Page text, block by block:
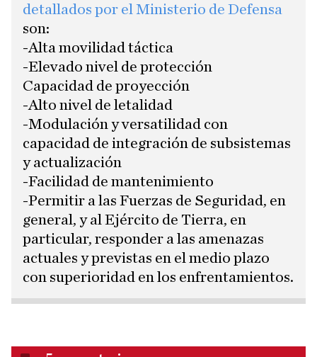
detallados por el Ministerio de Defensa
son:
​-Alta movilidad táctica
​-Elevado nivel de protección
​Capacidad de proyección
​-Alto nivel de letalidad
​-Modulación y versatilidad con
capacidad de integración de subsistemas
y actualización
​-Facilidad de mantenimiento
​-Permitir a las Fuerzas de Seguridad, en
general, y al Ejército de Tierra, en
particular, responder a las amenazas
actuales y previstas en el medio plazo
con superioridad en los enfrentamientos.